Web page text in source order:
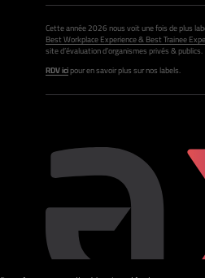
Cette année 2026 nous voit une fois de plus
Best Workplace Experience & Best Trainee
site d’évaluation d’organismes privés & publics.
RDV icipour en savoir plus sur nos labels.